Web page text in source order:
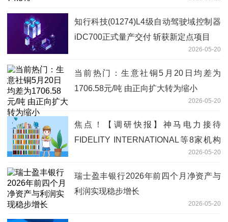
知行科技(01274)L4级自动驾驶域控制器
iDC700正式量产交付 斩获新定点项目
2026-05-20
当前热门：生意社铜5月20日均差为
1706.58元/吨 由正向扩大转为缩小
2026-05-20
焦点！【调研快报】神马电力接待
FIDELITY INTERNATIONAL等8家机构
2026-05-20
瑞士盈丰银行2026年前四个月净资产与
利润实现稳步增长
2026-05-20